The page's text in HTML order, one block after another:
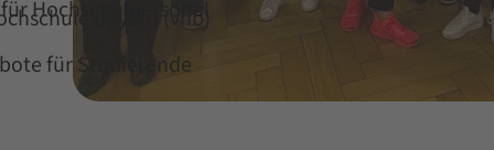
Hochschulpersonal
Bayern (vhb)
für Studierende